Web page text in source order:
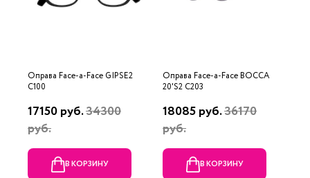
Оправа Face-a-Face GIPSE2
C100
17150 руб.34300
руб.
В КОРЗИНУ
Оправа Face-a-Face BOCCA
20'S2 C203
18085 руб.36170
руб.
В КОРЗИНУ